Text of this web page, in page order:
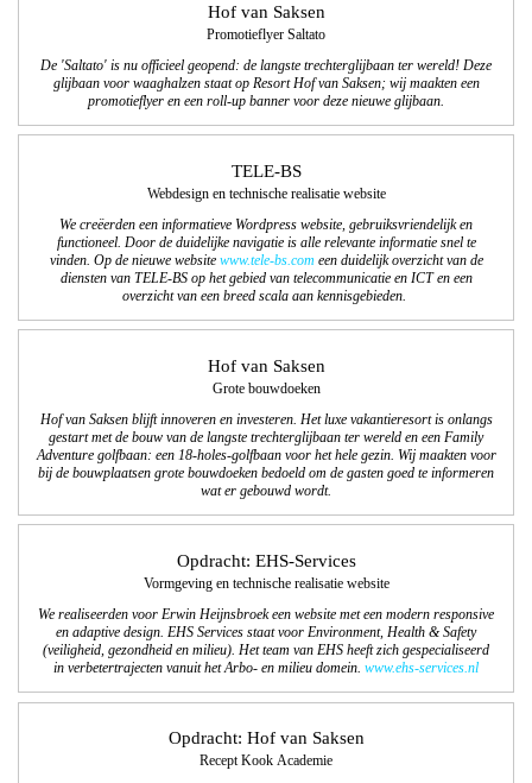
Hof van Saksen
Promotieflyer Saltato
De 'Saltato' is nu officieel geopend: de langste trechterglijbaan ter wereld! Deze
glijbaan voor waaghalzen staat op Resort Hof van Saksen; wij maakten een
promotieflyer en een roll-up banner voor deze nieuwe glijbaan.
TELE-BS
Webdesign en technische realisatie website
We creëerden een informatieve Wordpress website, gebruiksvriendelijk en
functioneel. Door de duidelijke navigatie is alle relevante informatie snel te
vinden. Op de nieuwe website www.tele-bs.com een duidelijk overzicht van de
diensten van TELE-BS op het gebied van telecommunicatie en ICT en een
overzicht van een breed scala aan kennisgebieden.
Hof van Saksen
Grote bouwdoeken
Hof van Saksen blijft innoveren en investeren. Het luxe vakantieresort is onlangs
gestart met de bouw van de langste trechterglijbaan ter wereld en een Family
Adventure golfbaan: een 18-holes-golfbaan voor het hele gezin. Wij maakten voor
bij de bouwplaatsen grote bouwdoeken bedoeld om de gasten goed te informeren
wat er gebouwd wordt.
Opdracht: EHS-Services
Vormgeving en technische realisatie website
We realiseerden voor Erwin Heijnsbroek een website met een modern responsive
en adaptive design. EHS Services staat voor Environment, Health & Safety
(veiligheid, gezondheid en milieu). Het team van EHS heeft zich gespecialiseerd
in verbetertrajecten vanuit het Arbo- en milieu domein. www.ehs-services.nl
Opdracht: Hof van Saksen
Recept Kook Academie